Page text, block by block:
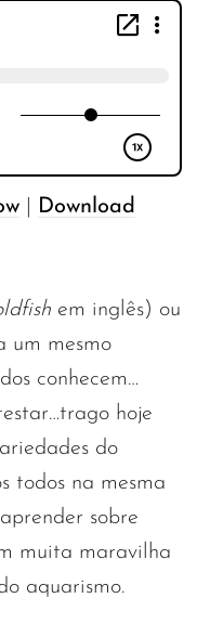
Download
em inglês) ou
um mesmo
conhecem…
hoje
do
todos na mesma
sobre
muita maravilha
aquarismo.